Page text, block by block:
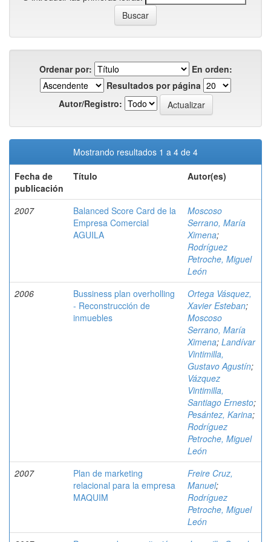
Ordenar por:
En orden:
Resultados por página
Autor/Registro:
Mostrando resultados 1 a 4 de 4
Fecha de
publicación
Título Autor(es)
2007
Balanced Score Card de la
Empresa Comercial
AGUILA
Moscoso
Serrano, María
Ximena;
Rodríguez
Petroche, Miguel
León
2006
Bussiness plan overholling
- Reconstrucción de
inmuebles
Ortega Vásquez,
Xavier Esteban;
Moscoso
Serrano, María
Ximena; Landívar
Vintimilla,
Gustavo Agustín;
Vázquez
Vintimilla,
Santiago Ernesto;
Pesántez, Karina;
Rodríguez
Petroche, Miguel
León
2007
Plan de marketing
relacional para la empresa
MAQUIM
Freire Cruz,
Manuel;
Rodríguez
Petroche, Miguel
León